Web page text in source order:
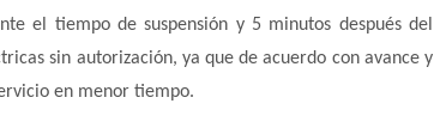
el tiempo de suspensión y 5 minutos después del
sin autorización, ya que de acuerdo con avance y
en menor tiempo.